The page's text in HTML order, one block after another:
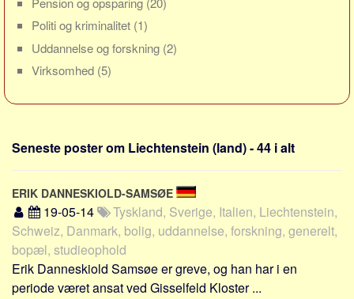
Sverige
Norge
Thailand
Italien
Grækenland
Alle
Bolig
Job
Virksomhed
Investering
Politi og kriminalitet (1)
Uddannelse og forskning (2)
Virksomhed (5)
Seneste poster om Liechtenstein (land) - 44 i alt
ERIK DANNESKIOLD-SAMSØE
19-05-14
Tyskland, Sverige, Italien, Liechtenstein,
Schweiz, Danmark, bolig, uddannelse, forskning, generelt,
bopæl, studieophold
Erik Danneskiold Samsøe er greve, og han har i en
periode været ansat ved Gisselfeld Kloster ...